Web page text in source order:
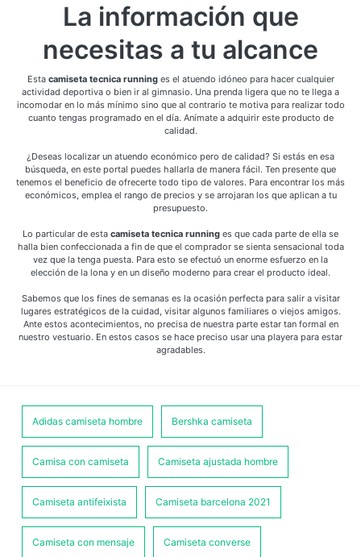
La información que
necesitas a tu alcance
Esta camiseta tecnica runninges el atuendo idóneo para hacer cualquier
actividad deportiva o bien ir al gimnasio. Una prenda ligera que no te llega a
incomodar en lo más mínimo sino que al contrario te motiva para realizar todo
cuanto tengas programado en el día. Anímate a adquirir este producto de
calidad.
¿Deseas localizar un atuendo económico pero de calidad? Si estás en esa
búsqueda, en este portal puedes hallarla de manera fácil. Ten presente que
tenemos el beneficio de ofrecerte todo tipo de valores. Para encontrar los más
económicos, emplea el rango de precios y se arrojaran los que aplican a tu
presupuesto.
Lo particular de esta camiseta tecnica running es que cada parte de ella se
halla bien confeccionada a fin de que el comprador se sienta sensacional toda
vez que la tenga puesta. Para esto se efectuó un enorme esfuerzo en la
elección de la lona y en un diseño moderno para crear el producto ideal.
Sabemos que los fines de semanas es la ocasión perfecta para salir a visitar
lugares estratégicos de la cuidad, visitar algunos familiares o viejos amigos.
Ante estos acontecimientos, no precisa de nuestra parte estar tan formal en
nuestro vestuario. En estos casos se hace preciso usar una playera para estar
agradables.
Adidas camiseta hombre Bershka camiseta
Camisa con camiseta Camiseta ajustada hombre
Camiseta antifeixista Camiseta barcelona 2021
Camiseta con mensaje Camiseta converse